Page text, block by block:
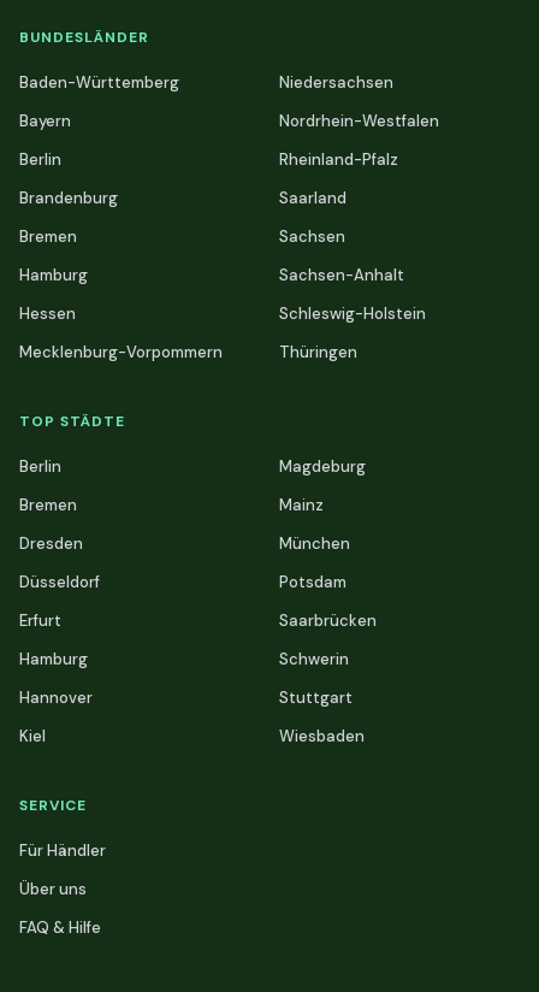
BUNDESLÄNDER
Baden-Württemberg
Bayern
Berlin
Brandenburg
Bremen
Hamburg
Hessen
Mecklenburg-Vorpommern
Niedersachsen
Nordrhein-Westfalen
Rheinland-Pfalz
Saarland
Sachsen
Sachsen-Anhalt
Schleswig-Holstein
Thüringen
TOP STÄDTE
Berlin
Bremen
Dresden
Düsseldorf
Erfurt
Hamburg
Hannover
Kiel
Magdeburg
Mainz
München
Potsdam
Saarbrücken
Schwerin
Stuttgart
Wiesbaden
SERVICE
Für Händler
Über uns
FAQ & Hilfe